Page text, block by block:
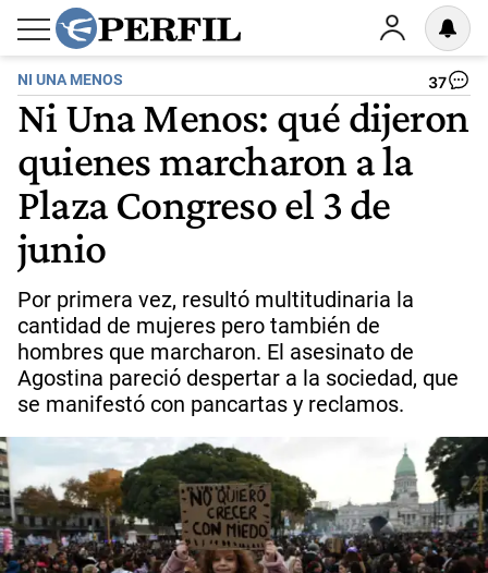
NI UNA MENOS 37
Ni Una Menos: qué dijeron
quienes marcharon a la
Plaza Congreso el 3 de
junio
Por primera vez, resultó multitudinaria la
cantidad de mujeres pero también de
hombres que marcharon. El asesinato de
Agostina pareció despertar a la sociedad, que
se manifestó con pancartas y reclamos.